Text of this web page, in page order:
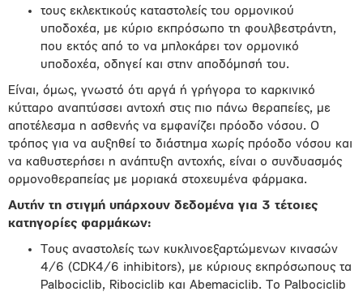
τους εκλεκτικούς καταστολείς του ορμονικού
υποδοχέα, με κύριο εκπρόσωπο τη φουλβεστράντη,
που εκτός από το να μπλοκάρει τον ορμονικό
υποδοχέα, οδηγεί και στην αποδόμησή του.
Είναι, όμως, γνωστό ότι αργά ή γρήγορα το καρκινικό
κύτταρο αναπτύσσει αντοχή στις πιο πάνω θεραπείες, με
αποτέλεσμα η ασθενής να εμφανίζει πρόοδο νόσου. Ο
τρόπος για να αυξηθεί το διάστημα χωρίς πρόοδο νόσου και
να καθυστερήσει η ανάπτυξη αντοχής, είναι ο συνδυασμός
ορμονοθεραπείας με μοριακά στοχευμένα φάρμακα.
Αυτήν τη στιγμή υπάρχουν δεδομένα για 3 τέτοιες
κατηγορίες φαρμάκων:
Τους αναστολείς των κυκλινοεξαρτώμενων κινασών
4/6 (CDK4/6 inhibitors), με κύριους εκπρόσωπους τα
Palbociclib, Ribociclib και Abemaciclib. Το Palbociclib